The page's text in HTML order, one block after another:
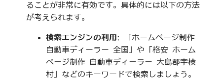
ることが非常に有効です。具体的には以下の方法
が考えられます。
検索エンジンの利用 : 「ホームページ制作
自動車ディーラー 全国」や「格安 ホーム
ページ制作 自動車ディーラー 大島郡宇検
村」などのキーワードで検索しましょう。